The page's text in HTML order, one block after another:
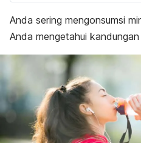
Anda sering mengonsumsi
Anda mengetahui